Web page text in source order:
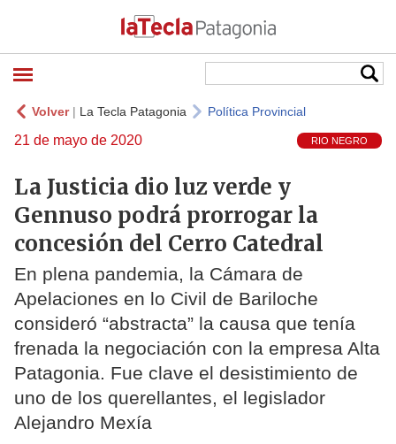
Volver| La Tecla Patagonia Política Provincial
21 de mayo de 2020 RIO NEGRO
La Justicia dio luz verde y
Gennuso podrá prorrogar la
concesión del Cerro Catedral
En plena pandemia, la Cámara de
Apelaciones en lo Civil de Bariloche
consideró “abstracta” la causa que tenía
frenada la negociación con la empresa Alta
Patagonia. Fue clave el desistimiento de
uno de los querellantes, el legislador
Alejandro Mexía